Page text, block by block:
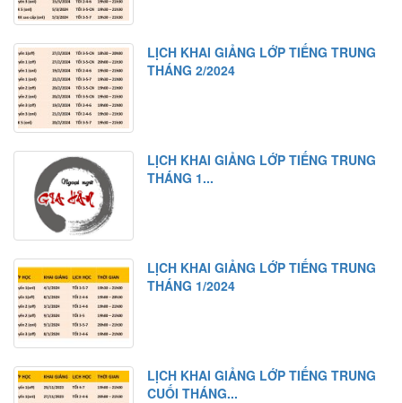
LỊCH KHAI GIẢNG LỚP TIẾNG TRUNG
THÁNG 2/2024
LỊCH KHAI GIẢNG LỚP TIẾNG TRUNG
THÁNG 1...
LỊCH KHAI GIẢNG LỚP TIẾNG TRUNG
THÁNG 1/2024
LỊCH KHAI GIẢNG LỚP TIẾNG TRUNG
CUỐI THÁNG...